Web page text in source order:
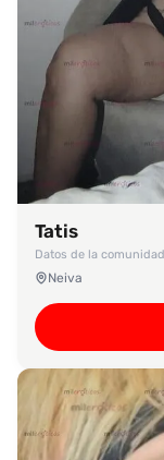
Tatis
Datos de la comunidad
Neiva